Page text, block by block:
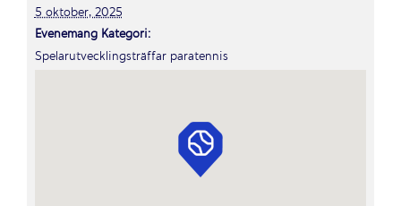
5 oktober, 2025
Evenemang Kategori:
Spelarutvecklingsträffar paratennis